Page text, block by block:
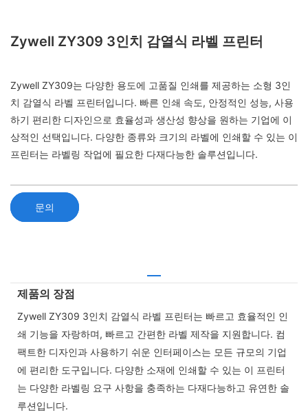
Zywell ZY309 3인치 감열식 라벨 프린터
Zywell ZY309는 다양한 용도에 고품질 인쇄를 제공하는 소형 3인
치 감열식 라벨 프린터입니다. 빠른 인쇄 속도, 안정적인 성능, 사용
하기 편리한 디자인으로 효율성과 생산성 향상을 원하는 기업에 이
상적인 선택입니다. 다양한 종류와 크기의 라벨에 인쇄할 수 있는 이
프린터는 라벨링 작업에 필요한 다재다능한 솔루션입니다.
문의
제품의 장점
Zywell ZY309 3인치 감열식 라벨 프린터는 빠르고 효율적인 인
쇄 기능을 자랑하며, 빠르고 간편한 라벨 제작을 지원합니다. 컴
팩트한 디자인과 사용하기 쉬운 인터페이스는 모든 규모의 기업
에 편리한 도구입니다. 다양한 소재에 인쇄할 수 있는 이 프린터
는 다양한 라벨링 요구 사항을 충족하는 다재다능하고 유연한 솔
루션입니다.